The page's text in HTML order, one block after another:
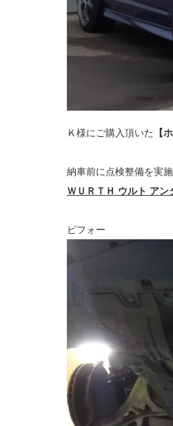
Ｋ様にご購入頂いた 【
納車前に点検整備を実
ＷＵＲＴＨ ウルト ア
ビフォー